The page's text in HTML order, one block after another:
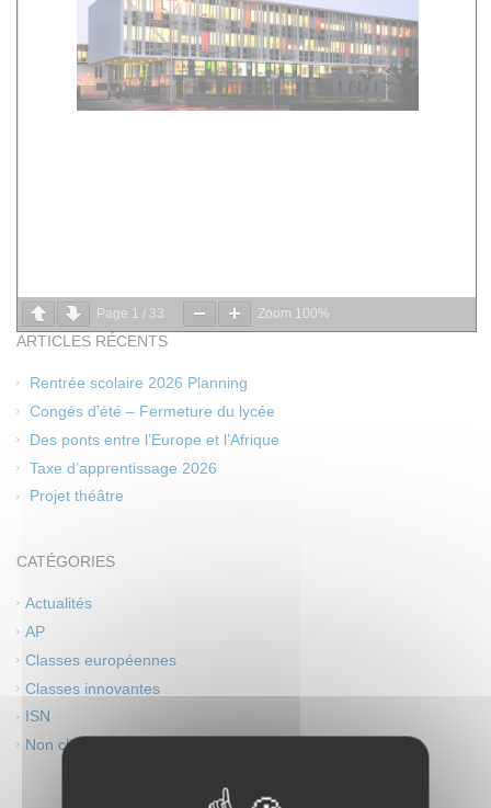
Page 1 / 33 Zoom 100%
ARTICLES RÉCENTS
Rentrée scolaire 2026 Planning
Congés d’été – Fermeture du lycée
Des ponts entre l’Europe et l’Afrique
Taxe d’apprentissage 2026
Projet théâtre
CATÉGORIES
Actualités
AP
Classes européennes
Classes innovantes
ISN
Non classé